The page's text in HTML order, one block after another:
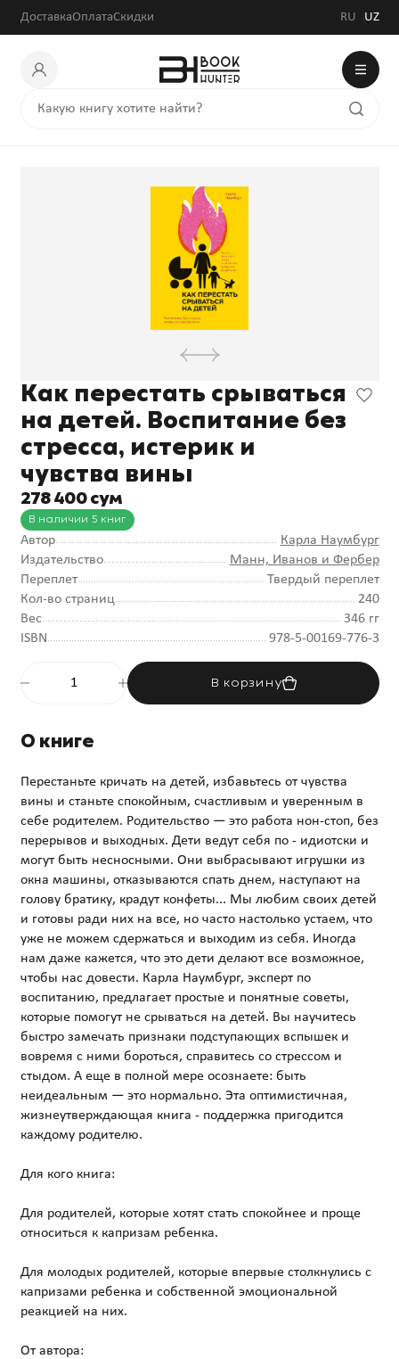
ДоставкаОплатаСкидки RU UZ
Как перестать срываться
на детей. Воспитание без
стресса, истерик и
чувства вины
278 400 сум
В наличии 5 книг
Автор
Карла Наумбург
Издательство
Манн, Иванов и Фербер
Переплет
Твердый переплет
Кол-во страниц
240
Вес
346 гг
ISBN
978-5-00169-776-3
В корзину
О книге
Перестаньте кричать на детей, избавьтесь от чувства
вины и станьте спокойным, счастливым и уверенным в
себе родителем. Родительство — это работа нон-стоп, без
перерывов и выходных. Дети ведут себя по - идиотски и
могут быть несносными. Они выбрасывают игрушки из
окна машины, отказываются спать днем, наступают на
голову братику, крадут конфеты... Мы любим своих детей
и готовы ради них на все, но часто настолько устаем, что
уже не можем сдержаться и выходим из себя. Иногда
нам даже кажется, что это дети делают все возможное,
чтобы нас довести. Карла Наумбург, эксперт по
воспитанию, предлагает простые и понятные советы,
которые помогут не срываться на детей. Вы научитесь
быстро замечать признаки подступающих вспышек и
вовремя с ними бороться, справитесь со стрессом и
стыдом. А еще в полной мере осознаете: быть
неидеальным — это нормально. Эта оптимистичная,
жизнеутверждающая книга - поддержка пригодится
каждому родителю.
Для кого книга:
Для родителей, которые хотят стать спокойнее и проще
относиться к капризам ребенка.
Для молодых родителей, которые впервые столкнулись с
капризами ребенка и собственной эмоциональной
реакцией на них.
От автора: